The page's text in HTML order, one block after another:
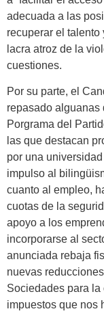
adecuada a las
recuperar el
lacra atroz de la
cuestiones.
Por su parte, el
repasado alguanas
Porgrama del
las que destacan
por una
impulso al
cuanto al empleo,
cuotas de la
apoyo a los
incorporarse al
anunciada rebaja
nuevas
Sociedades para la
impuestos que nos